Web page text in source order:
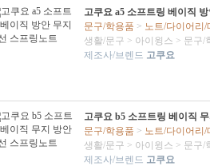
고쿠요 a5 소프트링 베이직
문구/학용품 > 노트/다이어리/
생활/문구 > 아이윙스 > 문구/
제조사/브렌드 고쿠요
고쿠요 b5 소프트링 베이직
문구/학용품 > 노트/다이어리/
생활/문구 > 아이윙스 > 문구/
제조사/브렌드 고쿠요